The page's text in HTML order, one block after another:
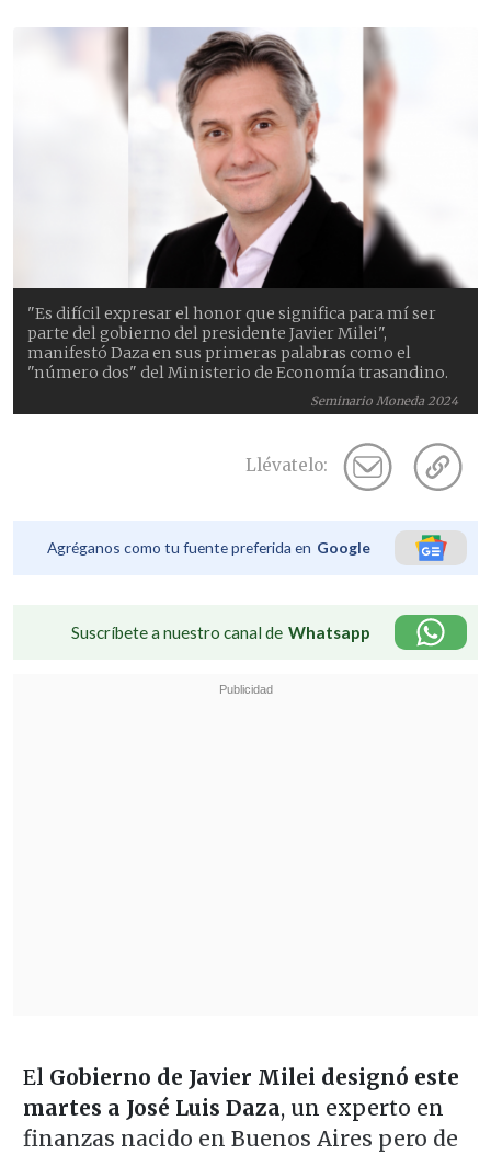
Seminario Moneda 2024
"Es difícil expresar el honor que significa para mí ser
parte del gobierno del presidente Javier Milei",
manifestó Daza en sus primeras palabras como el
"número dos" del Ministerio de Economía trasandino.
Llévatelo:
Agréganos como tu fuente preferida en Google
Suscríbete a nuestro canal de Whatsapp
El Gobierno de Javier Milei designó este
martes a José Luis Daza, un experto en
finanzas nacido en Buenos Aires pero de